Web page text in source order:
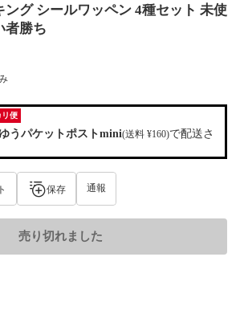
ング シールワッペン 4種セット 未使
者勝ち
リ便
ゆうパケットポストmini(送料 ¥160)で配送さ
保存 通報
売り切れました